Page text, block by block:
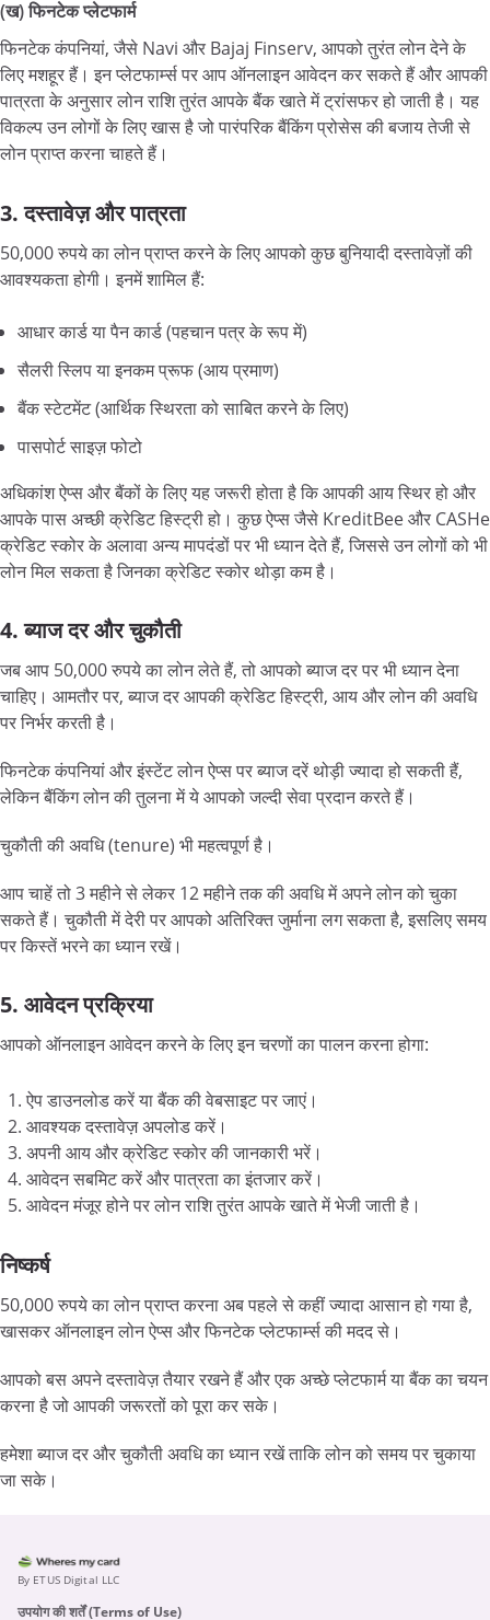
(ख) फिनटेक प्लेटफार्म
फिनटेक कंपनियां, जैसे Navi और Bajaj Finserv, आपको तुरंत लोन देने के
लिए मशहूर हैं। इन प्लेटफार्म्स पर आप ऑनलाइन आवेदन कर सकते हैं और आपकी
पात्रता के अनुसार लोन राशि तुरंत आपके बैंक खाते में ट्रांसफर हो जाती है। यह
विकल्प उन लोगों के लिए खास है जो पारंपरिक बैंकिंग प्रोसेस की बजाय तेजी से
लोन प्राप्त करना चाहते हैं।
3. दस्तावेज़ और पात्रता
50,000 रुपये का लोन प्राप्त करने के लिए आपको कुछ बुनियादी दस्तावेज़ों की
आवश्यकता होगी। इनमें शामिल हैं:
आधार कार्ड या पैन कार्ड (पहचान पत्र के रूप में)
सैलरी स्लिप या इनकम प्रूफ (आय प्रमाण)
बैंक स्टेटमेंट (आर्थिक स्थिरता को साबित करने के लिए)
पासपोर्ट साइज़ फोटो
अधिकांश ऐप्स और बैंकों के लिए यह जरूरी होता है कि आपकी आय स्थिर हो और
आपके पास अच्छी क्रेडिट हिस्ट्री हो। कुछ ऐप्स जैसे KreditBee और CASHe
क्रेडिट स्कोर के अलावा अन्य मापदंडों पर भी ध्यान देते हैं, जिससे उन लोगों को भी
लोन मिल सकता है जिनका क्रेडिट स्कोर थोड़ा कम है।
4. ब्याज दर और चुकौती
जब आप 50,000 रुपये का लोन लेते हैं, तो आपको ब्याज दर पर भी ध्यान देना
चाहिए। आमतौर पर, ब्याज दर आपकी क्रेडिट हिस्ट्री, आय और लोन की अवधि
पर निर्भर करती है।
फिनटेक कंपनियां और इंस्टेंट लोन ऐप्स पर ब्याज दरें थोड़ी ज्यादा हो सकती हैं,
लेकिन बैंकिंग लोन की तुलना में ये आपको जल्दी सेवा प्रदान करते हैं।
चुकौती की अवधि (tenure) भी महत्वपूर्ण है।
आप चाहें तो 3 महीने से लेकर 12 महीने तक की अवधि में अपने लोन को चुका
सकते हैं। चुकौती में देरी पर आपको अतिरिक्त जुर्माना लग सकता है, इसलिए समय
पर किस्तें भरने का ध्यान रखें।
5. आवेदन प्रक्रिया
आपको ऑनलाइन आवेदन करने के लिए इन चरणों का पालन करना होगा:
ऐप डाउनलोड करें या बैंक की वेबसाइट पर जाएं।
आवश्यक दस्तावेज़ अपलोड करें।
अपनी आय और क्रेडिट स्कोर की जानकारी भरें।
आवेदन सबमिट करें और पात्रता का इंतजार करें।
आवेदन मंजूर होने पर लोन राशि तुरंत आपके खाते में भेजी जाती है।
निष्कर्ष
50,000 रुपये का लोन प्राप्त करना अब पहले से कहीं ज्यादा आसान हो गया है,
खासकर ऑनलाइन लोन ऐप्स और फिनटेक प्लेटफार्म्स की मदद से।
आपको बस अपने दस्तावेज़ तैयार रखने हैं और एक अच्छे प्लेटफार्म या बैंक का चयन
करना है जो आपकी जरूरतों को पूरा कर सके।
हमेशा ब्याज दर और चुकौती अवधि का ध्यान रखें ताकि लोन को समय पर चुकाया
जा सके।
By ETUS Digital LLC
उपयोग की शर्तें (Terms of Use)